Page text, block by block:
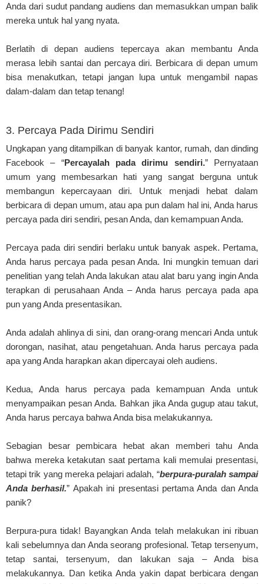
Anda dari sudut pandang audiens dan memasukkan umpan balik
mereka untuk hal yang nyata.
Berlatih di depan audiens tepercaya akan membantu Anda
merasa lebih santai dan percaya diri. Berbicara di depan umum
bisa menakutkan, tetapi jangan lupa untuk mengambil napas
dalam-dalam dan tetap tenang!
3. Percaya Pada Dirimu Sendiri
Ungkapan yang ditampilkan di banyak kantor, rumah, dan dinding
Facebook – “Percayalah pada dirimu sendiri.” Pernyataan
umum yang membesarkan hati yang sangat berguna untuk
membangun kepercayaan diri. Untuk menjadi hebat dalam
berbicara di depan umum, atau apa pun dalam hal ini, Anda harus
percaya pada diri sendiri, pesan Anda, dan kemampuan Anda.
Percaya pada diri sendiri berlaku untuk banyak aspek. Pertama,
Anda harus percaya pada pesan Anda. Ini mungkin temuan dari
penelitian yang telah Anda lakukan atau alat baru yang ingin Anda
terapkan di perusahaan Anda – Anda harus percaya pada apa
pun yang Anda presentasikan.
Anda adalah ahlinya di sini, dan orang-orang mencari Anda untuk
dorongan, nasihat, atau pengetahuan. Anda harus percaya pada
apa yang Anda harapkan akan dipercayai oleh audiens.
Kedua, Anda harus percaya pada kemampuan Anda untuk
menyampaikan pesan Anda. Bahkan jika Anda gugup atau takut,
Anda harus percaya bahwa Anda bisa melakukannya.
Sebagian besar pembicara hebat akan memberi tahu Anda
bahwa mereka ketakutan saat pertama kali memulai presentasi,
tetapi trik yang mereka pelajari adalah, “berpura-puralah sampai
Anda berhasil.” Apakah ini presentasi pertama Anda dan Anda
panik?
Berpura-pura tidak! Bayangkan Anda telah melakukan ini ribuan
kali sebelumnya dan Anda seorang profesional. Tetap tersenyum,
tetap santai, tersenyum, dan lakukan saja – Anda bisa
melakukannya. Dan ketika Anda yakin dapat berbicara dengan